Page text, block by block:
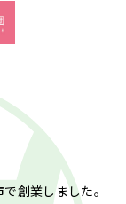
創業しました。